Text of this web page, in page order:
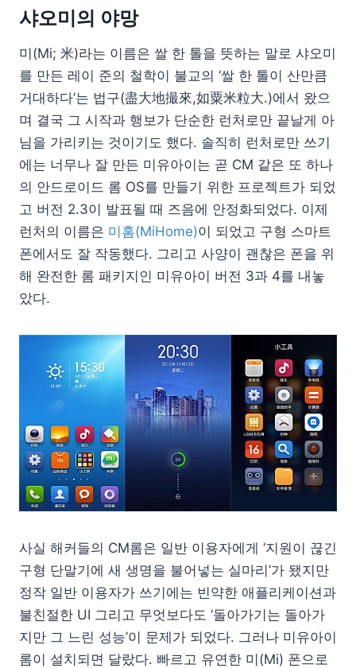
샤오미의 야망
미(Mi; 米)라는 이름은 쌀 한 톨을 뜻하는 말로 샤오미
를 만든 레이 준의 철학이 불교의 ‘쌀 한 톨이 산만큼
거대하다’는 법구(盡大地撮來,如粟米粒大.)에서 왔으
며 결국 그 시작과 행보가 단순한 런처로만 끝날게 아
님을 가리키는 것이기도 했다. 솔직히 런처로만 쓰기
에는 너무나 잘 만든 미유아이는 곧 CM 같은 또 하나
의 안드로이드 롬 OS를 만들기 위한 프로젝트가 되었
고 버전 2.3이 발표될 때 즈음에 안정화되었다. 이제
런처의 이름은 미홈(MiHome)이 되었고 구형 스마트
폰에서도 잘 작동했다. 그리고 사양이 괜찮은 폰을 위
해 완전한 롬 패키지인 미유아이 버전 3과 4를 내놓
았다.
사실 해커들의 CM롬은 일반 이용자에게 ‘지원이 끊긴
구형 단말기에 새 생명을 불어넣는 실마리’가 됐지만
정작 일반 이용자가 쓰기에는 빈약한 애플리케이션과
불친절한 UI 그리고 무엇보다도 ‘돌아가기는 돌아가
지만 그 느린 성능’이 문제가 되었다. 그러나 미유아이
롬이 설치되면 달랐다. 빠르고 유연한 미(Mi) 폰으로